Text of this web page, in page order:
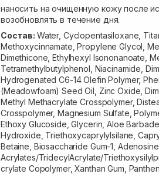
наносить на очищенную кожу после
возобновлять в течение дня.
Состав: Water, Cyclopentasiloxane,
Methoxycinnamate, Propylene Glycol,
Dimethicone, Ethylhexyl Isononanoate,
Tetramethylbutylphenol, Niacinamide,
Hydrogenated C6-14 Olefin Polymer,
(Meadowfoam) Seed Oil, Zinc Oxide,
Methyl Methacrylate Crosspolymer,
Crosspolymer, Magnesium Sulfate,
Ethoxy Glucoside, Glycerin, Aloe
Hydroxide, Triethoxycaprylylsilane,
Betaine, Biosaccharide Gum-1,
Acrylates/TridecylAcrylate/
crylate Copolymer, Xanthan Gum,